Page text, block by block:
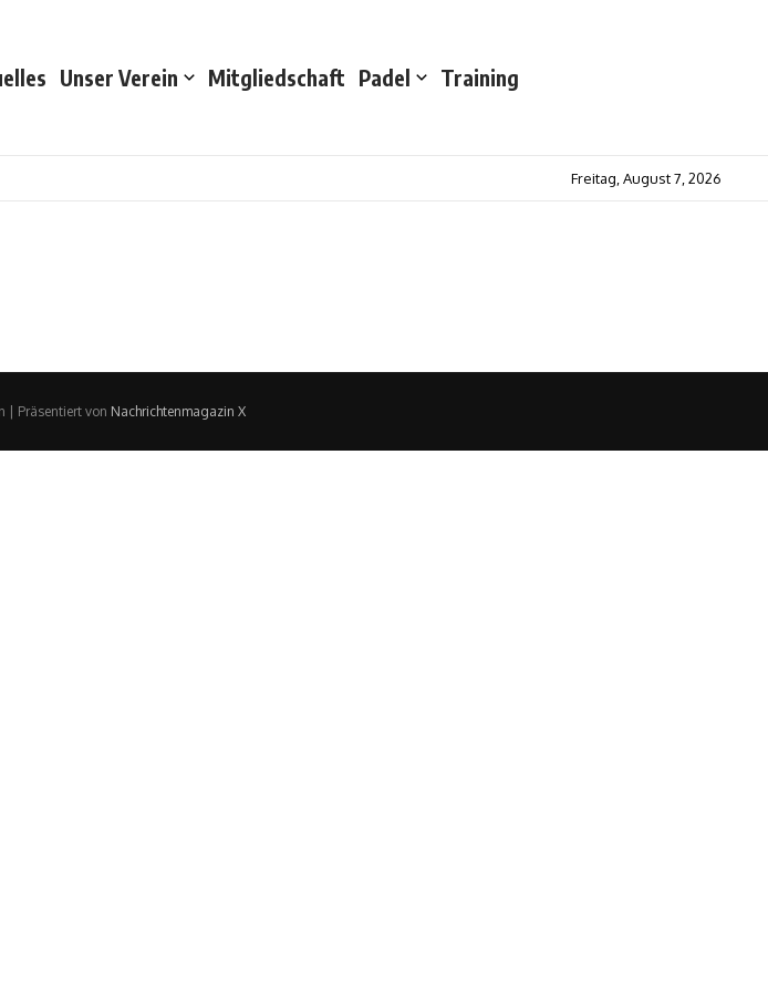
Unser Verein Mitgliedschaft Padel Training
Freitag, August 7, 2026
| Präsentiert von Nachrichtenmagazin X